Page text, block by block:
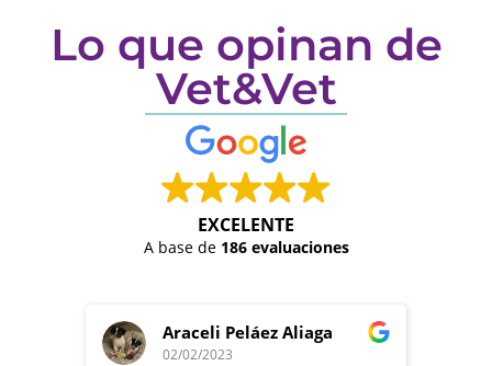
Lo que opinan de
Vet&Vet
EXCELENTE
A base de 186 evaluaciones
Araceli Peláez Aliaga
02/02/2023